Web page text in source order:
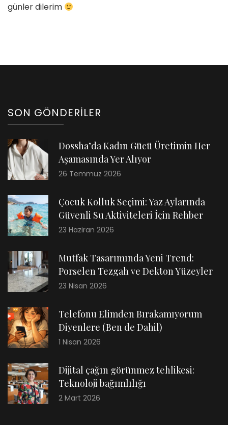
günler dilerim
SON GÖNDERILER
Dossha’da Kadın Gücü Üretimin Her
Aşamasında Yer Alıyor
26 Temmuz 2026
Çocuk Kolluk Seçimi: Yaz Aylarında
Güvenli Su Aktiviteleri İçin Rehber
23 Haziran 2026
Mutfak Tasarımında Yeni Trend:
Porselen Tezgah ve Dekton Yüzeyler
23 Nisan 2026
Telefonu Elimden Bırakamıyorum
Diyenlere (Ben de Dahil)
1 Nisan 2026
Dijital çağın görünmez tehlikesi:
Teknoloji bağımlılığı
2 Mart 2026